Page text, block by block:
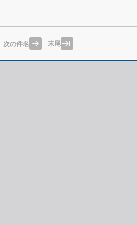
次の件名 末尾